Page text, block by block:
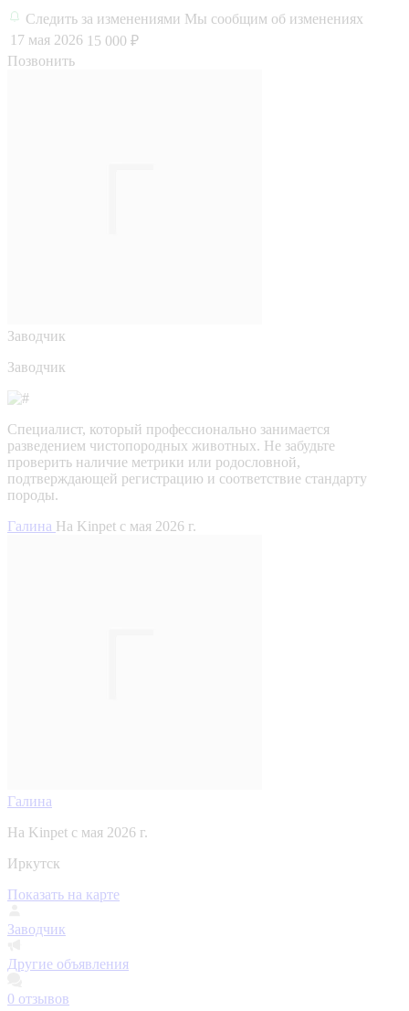
Следить за изменениями Мы сообщим об изменениях
17 мая 2026 15 000 ₽
Позвонить
Заводчик
Заводчик
Специалист, который профессионально занимается
разведением чистопородных животных. Не забудьте
проверить наличие метрики или родословной,
подтверждающей регистрацию и соответствие стандарту
породы.
Галина На Kinpet c мая 2026 г.
Галина
На Kinpet c мая 2026 г.
Иркутск
Показать на карте
Заводчик
Другие объявления
0 отзывов